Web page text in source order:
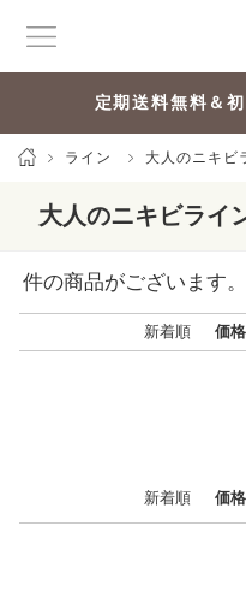
定期送料無料＆
ライン 大人のニキビ
大人のニキビライ
件の商品がございます。
新着順 価
新着順 価